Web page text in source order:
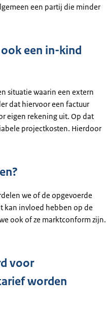
een partij die minder
een in-kind
situatie waarin een extern
dat hiervoor een factuur
eigen rekening uit. Op dat
projectkosten. Hierdoor
we of de opgevoerde
kan invloed hebben op de
ook of ze marktconform zijn.
voor
worden